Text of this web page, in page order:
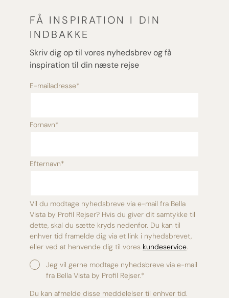
FÅ INSPIRATION I DIN
INDBAKKE
Skriv dig op til vores nyhedsbrev og få
inspiration til din næste rejse
E-mailadresse*
Fornavn*
Efternavn*
Vil du modtage nyhedsbreve via e-mail fra Bella
Vista by Profil Rejser? Hvis du giver dit samtykke til
dette, skal du sætte kryds nedenfor. Du kan til
enhver tid framelde dig via et link i nyhedsbrevet,
eller ved at henvende dig til vores kundeservice.
Jeg vil gerne modtage nyhedsbreve via e-mail
fra Bella Vista by Profil Rejser.*
Du kan afmelde disse meddelelser til enhver tid.